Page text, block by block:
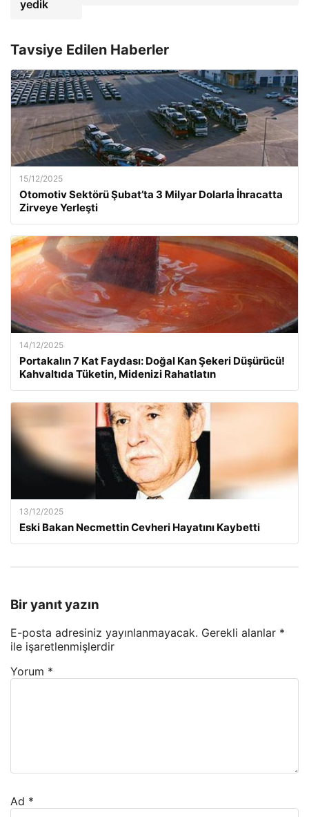
yedik
Tavsiye Edilen Haberler
15/12/2025
Otomotiv Sektörü Şubat’ta 3 Milyar Dolarla İhracatta
Zirveye Yerleşti
14/12/2025
Portakalın 7 Kat Faydası: Doğal Kan Şekeri Düşürücü!
Kahvaltıda Tüketin, Midenizi Rahatlatın
13/12/2025
Eski Bakan Necmettin Cevheri Hayatını Kaybetti
Bir yanıt yazın
E-posta adresiniz yayınlanmayacak. Gerekli alanlar *
ile işaretlenmişlerdir
Yorum *
Ad *